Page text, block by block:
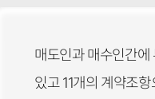
매도인과 매수인간에
있고 11개의 계약조